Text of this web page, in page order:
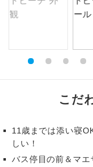
こだ
11歳までは添い寝
しい！
バス停目の前＆マ
ご
お部屋食
1名様催行
ウェブ限定コース